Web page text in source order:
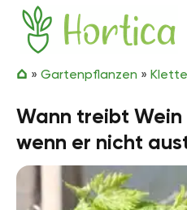
Zum Inhalt springen
Hortica
» Gartenpflanzen »
Wann treibt Wein
wenn er nicht